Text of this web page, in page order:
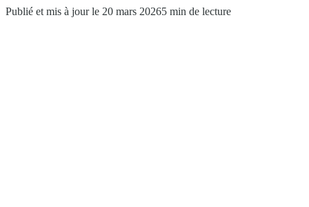
Publié et mis à jour le 20 mars 20265 min de lecture